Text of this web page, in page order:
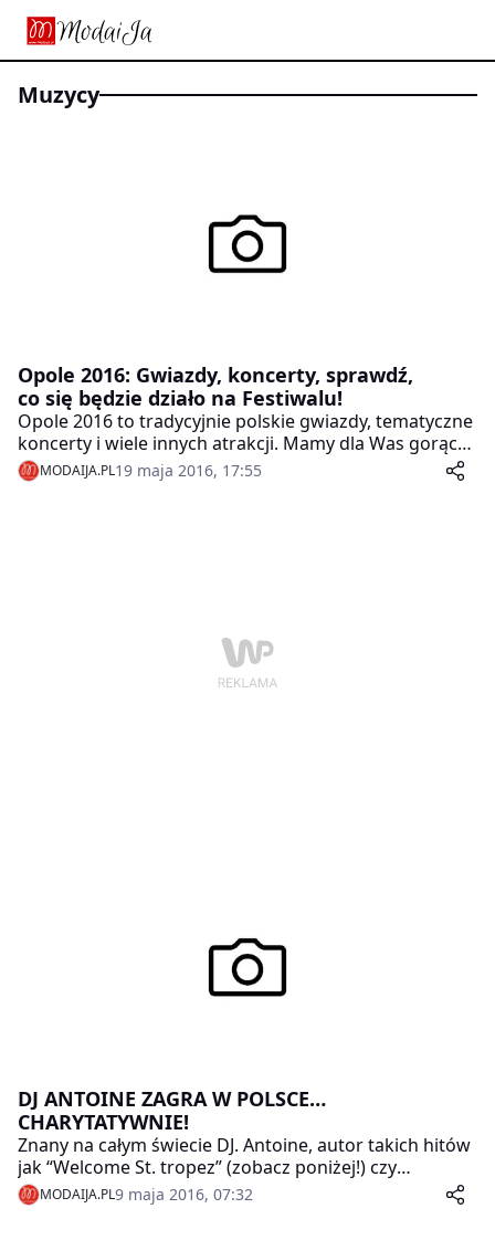
muzycy
Opole 2016: Gwiazdy, koncerty, sprawdź,
co się będzie działo na Festiwalu!
Opole 2016 to tradycyjnie polskie gwiazdy, tematyczne
koncerty i wiele innych atrakcji. Mamy dla Was gorącą
fotorelację z dzisiejszej konferencji prasowej!
MODAIJA.PL19 maja 2016, 17:55
DJ ANTOINE ZAGRA W POLSCE…
CHARYTATYWNIE!
Znany na całym świecie DJ. Antoine, autor takich hitów
jak “Welcome St. tropez” (zobacz poniżej!) czy
“Holiday” z gościnnym udziałem Akon’a zagra w Polsce
już w sierpniu.
MODAIJA.PL9 maja 2016, 07:32